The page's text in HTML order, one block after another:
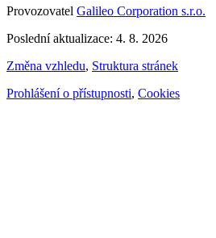
Provozovatel Galileo Corporation s.r.o.
Poslední aktualizace: 4. 8. 2026
Změna vzhledu, Struktura stránek
Prohlášení o přístupnosti, Cookies